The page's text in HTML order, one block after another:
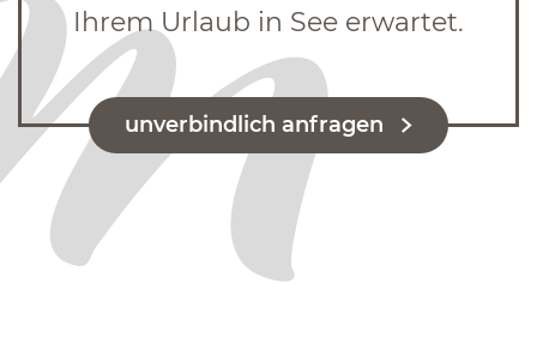
Ihrem Urlaub in See erwartet.
unverbindlich anfragen